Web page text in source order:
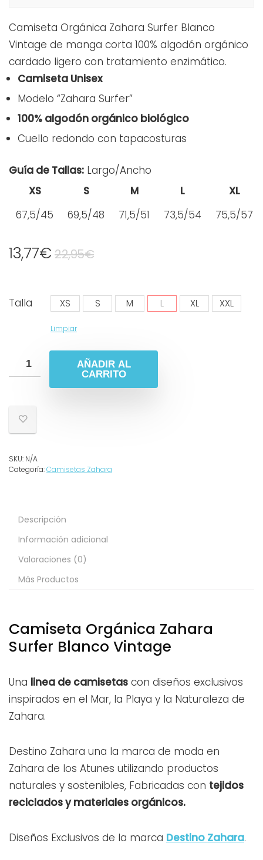
Camiseta Orgánica Zahara Surfer Blanco
Vintage de manga corta 100% algodón orgánico
cardado ligero con tratamiento enzimático.
Camiseta Unisex
Modelo “Zahara Surfer”
100% algodón orgánico biológico
Cuello redondo con tapacosturas
Guía de Tallas: Largo/Ancho
XS
S M L
XL
67,5/45
69,5/48 71,5/51 73,5/54 75,5/57
22,95€
13,77€
Talla XS S M L XL XXL
Limpiar
AÑADIR AL
CARRITO
SKU: N/A
Categoría:Camisetas Zahara
Descripción
Información adicional
Valoraciones (0)
Más Productos
Camiseta Orgánica Zahara
Surfer Blanco Vintage
Una linea de camisetas con diseños exclusivos
inspirados en el Mar, la Playa y la Naturaleza de
Zahara.
Destino Zahara una la marca de moda en
Zahara de los Atunes utilizando productos
naturales y sostenibles, Fabricadas con tejidos
reciclados y materiales orgánicos.
Diseños Exclusivos de la marca Destino Zahara.